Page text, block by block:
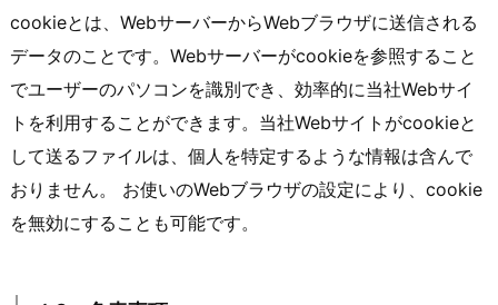
cookieとは、WebサーバーからWebブラウザに送信される
データのことです。Webサーバーがcookieを参照すること
でユーザーのパソコンを識別でき、効率的に当社Webサイ
トを利用することができます。当社Webサイトがcookieと
して送るファイルは、個人を特定するような情報は含んで
おりません。 お使いのWebブラウザの設定により、cookie
を無効にすることも可能です。